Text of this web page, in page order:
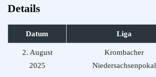
Details
Datum Liga
2. August
2025
Krombacher
Niedersachsenpokal